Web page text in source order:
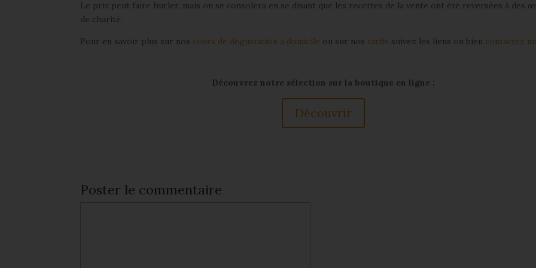
Le prix peut faire hurler, mais on se consolera en se disant que les recettes de la vente ont été reversées à des
de charité.
Pour en savoir plus sur nos cours de dégustation à domicile ou sur nos tarifs suivez les liens ou bien contactez
Découvrez notre sélection sur la boutique en ligne :
Découvrir
Poster le commentaire